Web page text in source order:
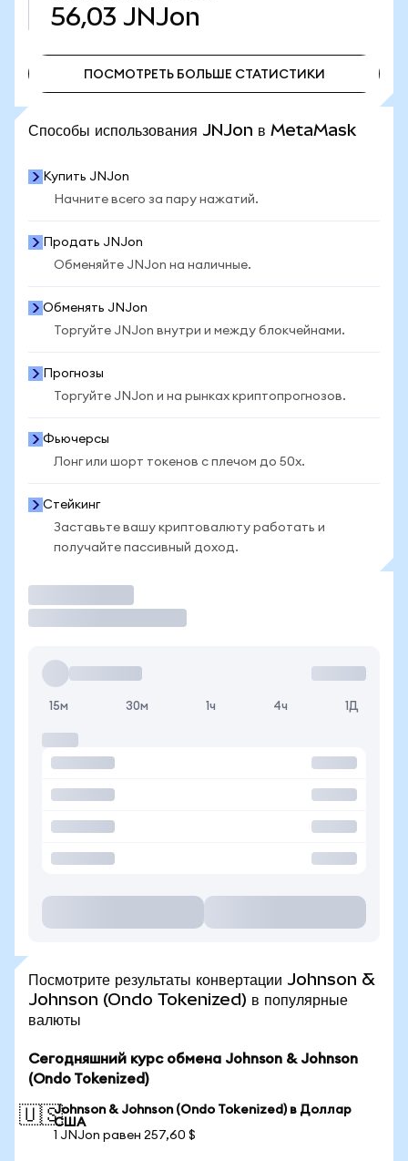
56,03 JNJon
ПОСМОТРЕТЬ БОЛЬШЕ СТАТИСТИКИ
Способы использования JNJon в MetaMask
Купить JNJon
Начните всего за пару нажатий.
Продать JNJon
Обменяйте JNJon на наличные.
Обменять JNJon
Торгуйте JNJon внутри и между блокчейнами.
Прогнозы
Торгуйте JNJon и на рынках криптопрогнозов.
Фьючерсы
Лонг или шорт токенов с плечом до 50x.
Стейкинг
Заставьте вашу криптовалюту работать и
получайте пассивный доход.
15м 30м 1ч 4ч 1Д
Посмотрите результаты конвертации Johnson &
Johnson (Ondo Tokenized) в популярные
валюты
Сегодняшний курс обмена Johnson & Johnson
(Ondo Tokenized)
🇺🇸Johnson & Johnson (Ondo Tokenized) в Доллар
США
1 JNJon равен 257,60 $